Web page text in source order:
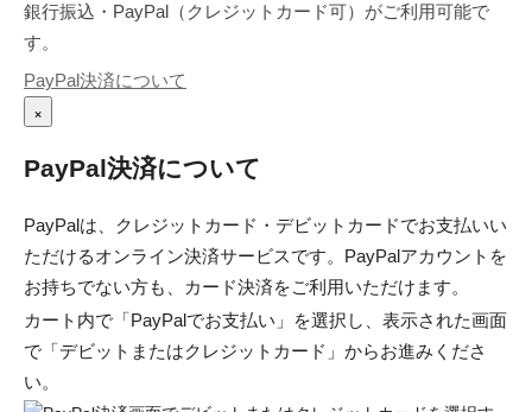
銀行振込・PayPal（クレジットカード可）がご利用可能で
す。
PayPal決済について
×
PayPal決済について
PayPalは、クレジットカード・デビットカードでお支払いい
ただけるオンライン決済サービスです。PayPalアカウントを
お持ちでない方も、カード決済をご利用いただけます。
カート内で「PayPalでお支払い」を選択し、表示された画面
で「デビットまたはクレジットカード」からお進みくださ
い。